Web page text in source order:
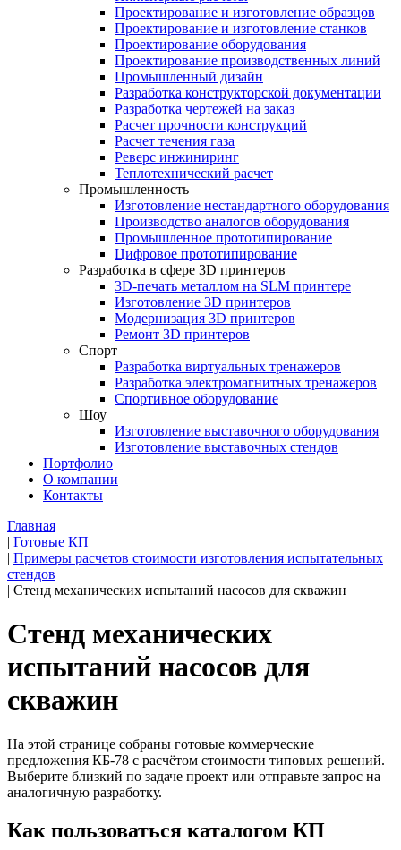
Проектирование и изготовление образцов
Проектирование и изготовление станков
Проектирование оборудования
Проектирование производственных линий
Промышленный дизайн
Разработка конструкторской документации
Разработка чертежей на заказ
Расчет прочности конструкций
Расчет течения газа
Реверс инжиниринг
Теплотехнический расчет
Промышленность
Изготовление нестандартного оборудования
Производство аналогов оборудования
Промышленное прототипирование
Цифровое прототипирование
Разработка в сфере 3D принтеров
3D-печать металлом на SLM принтере
Изготовление 3D принтеров
Модернизация 3D принтеров
Ремонт 3D принтеров
Спорт
Разработка виртуальных тренажеров
Разработка электромагнитных тренажеров
Спортивное оборудование
Шоу
Изготовление выставочного оборудования
Изготовление выставочных стендов
Портфолио
О компании
Контакты
Главная
| Готовые КП
| Примеры расчетов стоимости изготовления испытательных
стендов
| Стенд механических испытаний насосов для скважин
Стенд механических
испытаний насосов для
скважин
На этой странице собраны готовые коммерческие
предложения КБ-78 с расчётом стоимости типовых решений.
Выберите близкий по задаче проект или отправьте запрос на
аналогичную разработку.
Как пользоваться каталогом КП